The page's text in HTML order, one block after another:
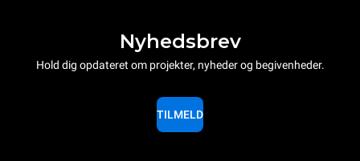
Nyhedsbrev
Hold dig opdateret om projekter, nyheder og begivenheder.
TILMELD